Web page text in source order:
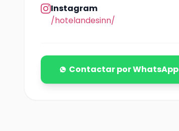
Instagram
/hotelandesinn/
Contactar por WhatsApp